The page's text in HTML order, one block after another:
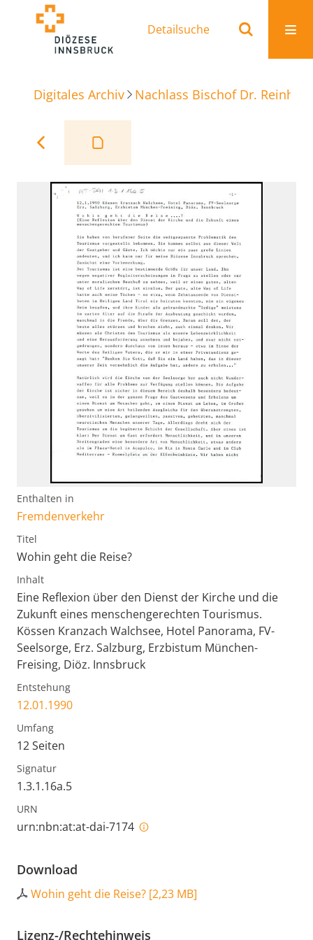
Detailsuche
Digitales Archiv Nachlass Bischof Dr.
Enthalten in
Fremdenverkehr
Titel
Wohin geht die Reise?
Inhalt
Eine Reflexion über den Dienst der Kirche und die
Zukunft eines menschengerechten Tourismus.
Kössen Kranzach Walchsee, Hotel Panorama, FV-
Seelsorge, Erz. Salzburg, Erzbistum München-
Freising, Diöz. Innsbruck
Entstehung
12.01.1990
Umfang
12 Seiten
Signatur
1.3.1.16a.5
URN
urn:nbn:at:at-dai-7174
Download
Wohin geht die Reise? [2,23 MB]
Lizenz-/Rechtehinweis